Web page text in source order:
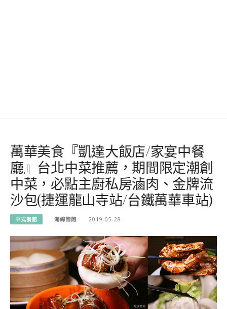
萬華美食『凱達大飯店/家宴中餐
廳』台北中菜推薦，期間限定潮創
中菜，必點主廚私房滷肉、金牌流
沙包(捷運龍山寺站/台鐵萬華車站)
中式餐館 海綿飽飽 2019-05-28